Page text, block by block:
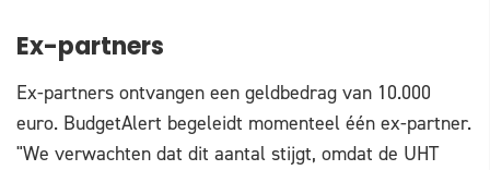
Ex-partners
Ex-partners ontvangen een geldbedrag van 10.000
euro. BudgetAlert begeleidt momenteel één ex-partner.
"We verwachten dat dit aantal stijgt, omdat de UHT